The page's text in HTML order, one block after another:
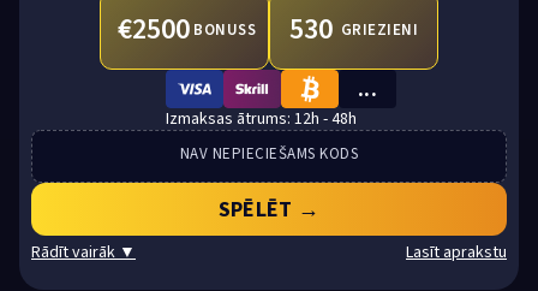
€2500 BONUSS 530 GRIEZIENI
...
12h - 48h
NAV NEPIECIEŠAMS KODS
SPĒLĒT →
Rādīt vairāk ▼ Lasīt aprakstu